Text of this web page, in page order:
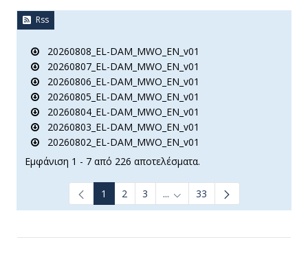
Rss
20260808_EL-DAM_MWO_EN_v01
20260807_EL-DAM_MWO_EN_v01
20260806_EL-DAM_MWO_EN_v01
20260805_EL-DAM_MWO_EN_v01
20260804_EL-DAM_MWO_EN_v01
20260803_EL-DAM_MWO_EN_v01
20260802_EL-DAM_MWO_EN_v01
Εμφάνιση 1 - 7 από 226 αποτελέσματα.
1 2 3 ... Ενδιάμεσες σελίδες Use
33